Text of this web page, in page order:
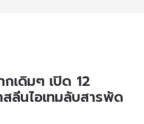
เดิมๆ เปิด 12
สลีนไอเทมลับสารพัด